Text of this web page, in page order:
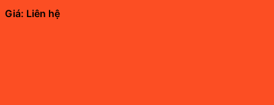
Giá: Liên hệ